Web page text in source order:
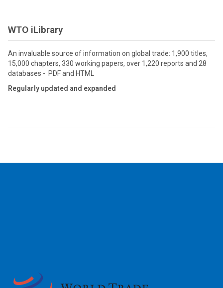
WTO iLibrary
An invaluable source of information on global trade: 1,900 titles,
15,000 chapters, 330 working papers, over 1,220 reports and 28
databases - PDF and HTML
Regularly updated and expanded